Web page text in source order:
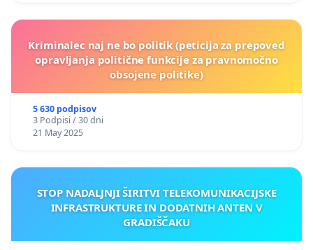
Kriminalec naj ne bo politik (peticija za prepoved
opravljanja politične funkcije za pravnomočno
obsojene politike)
5 630 podpisov
3 Podpisi / 30 dni
21 May 2025
STOP NADALJNJI ŠIRITVI TELEKOMUNIKACIJSKE
INFRASTRUKTURE IN DODATNIH ANTEN V
GRADIŠČAKU